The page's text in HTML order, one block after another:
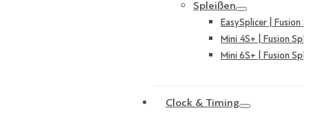
Spleißen
EasySplicer | Fusion
Mini 4S+ | Fusion
Mini 6S+ | Fusion
Clock & Timing